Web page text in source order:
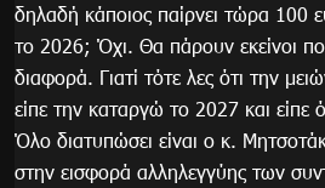
δηλαδή κάποιος παίρνει τώρα 100
το 2026; Όχι. Θα πάρουν εκείνοι
διαφορά. Γιατί τότε λες ότι την
είπε την καταργώ το 2027 και είπε
Όλο διατυπώσει είναι ο κ.
στην εισφορά αλληλεγγύης των